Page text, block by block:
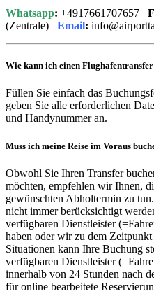
Whatsapp: +4917661707657
(Zentrale) Email:
Wie kann ich einen Flughafentransfer
Füllen Sie einfach das
geben Sie alle erforderlichen
und Handynummer an.
Muss ich meine Reise im Voraus
Obwohl Sie Ihren Transfer
möchten, empfehlen wir Ihnen,
gewünschten Abholtermin zu
nicht immer berücksichtigt
verfügbaren Dienstleister
haben oder wir zu dem
Situationen kann Ihre Buchung
verfügbaren Dienstleister
innerhalb von 24 Stunden nach
für online bearbeitete